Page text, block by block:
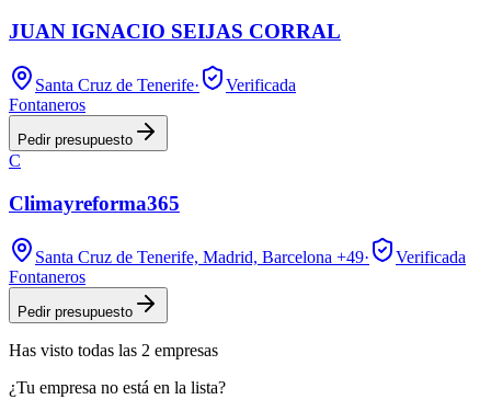
JUAN IGNACIO SEIJAS CORRAL
Santa Cruz de Tenerife·
Verificada
Fontaneros
Pedir presupuesto
C
Climayreforma365
Santa Cruz de Tenerife, Madrid, Barcelona +49·
Verificada
Fontaneros
Pedir presupuesto
Has visto todas las 2 empresas
¿Tu empresa no está en la lista?